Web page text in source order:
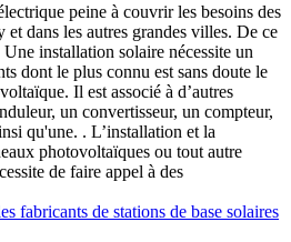
peine à couvrir les besoins des
dans les autres grandes villes. De ce
installation solaire nécessite un
dont le plus connu est sans doute le
Il est associé à d’autres
un convertisseur, un compteur,
qu'une. . L’installation et la
photovoltaïques ou tout autre
de faire appel à des
fabricants de stations de base solaires